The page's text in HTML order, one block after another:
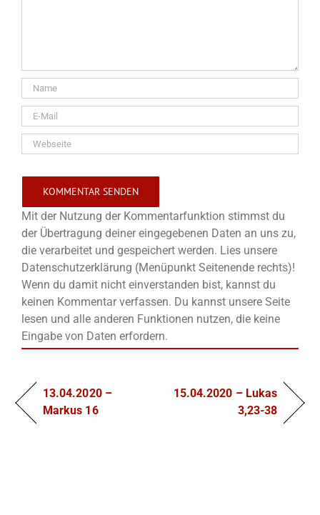
Mit der Nutzung der Kommentarfunktion stimmst du
der Übertragung deiner eingegebenen Daten an uns zu,
die verarbeitet und gespeichert werden. Lies unsere
Datenschutzerklärung (Menüpunkt Seitenende rechts)!
Wenn du damit nicht einverstanden bist, kannst du
keinen Kommentar verfassen. Du kannst unsere Seite
lesen und alle anderen Funktionen nutzen, die keine
Eingabe von Daten erfordern.
13.04.2020 –
Markus 16
15.04.2020 – Lukas
3,23-38